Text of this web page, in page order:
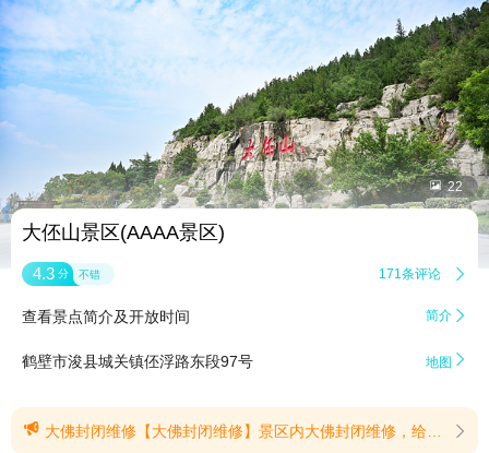
 22
大伾山景区(AAAA景区)
4.3 分 不错 171条评论 
查看景点简介及开放时间 简介 
鹤壁市浚县城关镇伾浮路东段97号 地图 
 大佛封闭维修【大佛封闭维修】景区内大佛封闭维修，给您带来的不便，敬请谅解。(提示有效期2025/4/5至2028/12/31) 
